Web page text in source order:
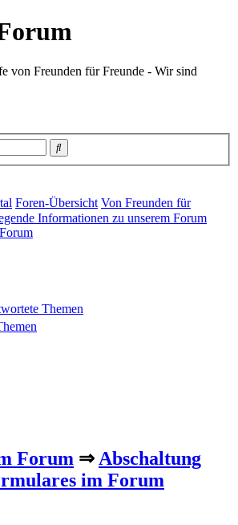
von Freunden für Freunde - Wir sind
Suche
Foren-Übersicht Von Freunden für
Informationen zu unserem Forum
Themen
Forum ⇒Abschaltung
im Forum